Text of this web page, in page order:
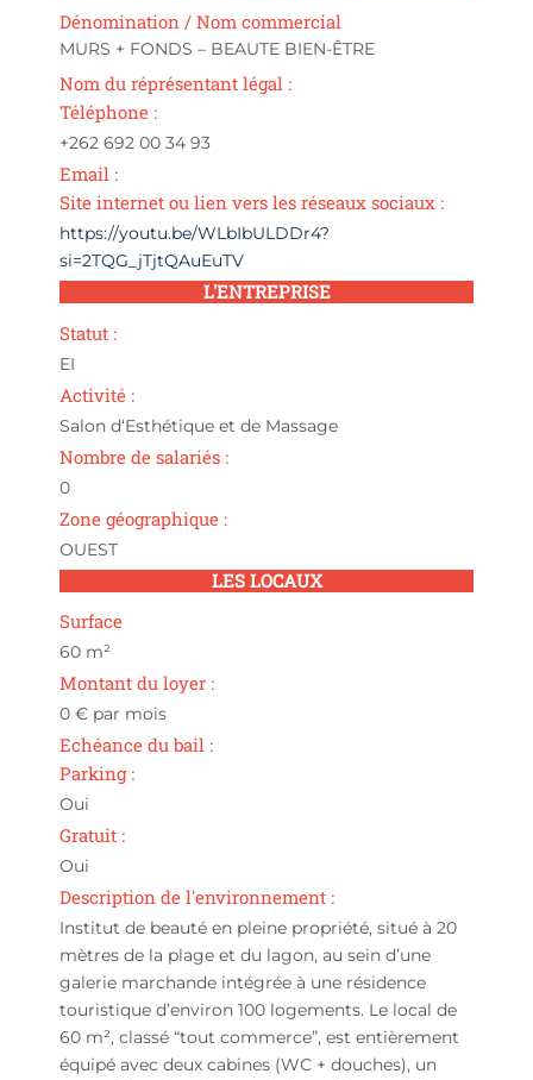
Dénomination / Nom commercial
MURS + FONDS – BEAUTE BIEN-ÊTRE
Nom du réprésentant légal :
Téléphone :
+262 692 00 34 93
Email :
Site internet ou lien vers les réseaux sociaux :
https://youtu.be/WLbIbULDDr4?
si=2TQG_jTjtQAuEuTV
L'ENTREPRISE
Statut :
EI
Activité :
Salon d‘Esthétique et de Massage
Nombre de salariés :
0
Zone géographique :
OUEST
LES LOCAUX
Surface
60 m²
Montant du loyer :
0 € par mois
Echéance du bail :
Parking :
Oui
Gratuit :
Oui
Description de l'environnement :
Institut de beauté en pleine propriété, situé à 20
mètres de la plage et du lagon, au sein d’une
galerie marchande intégrée à une résidence
touristique d’environ 100 logements. Le local de
60 m², classé “tout commerce”, est entièrement
équipé avec deux cabines (WC + douches), un